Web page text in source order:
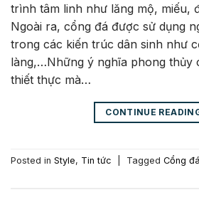
trình tâm linh như lăng mộ, miếu,
Ngoài ra, cổng đá được sử dụng
trong các kiến trúc dân sinh như
làng,…Những ý nghĩa phong thủy
thiết thực mà…
CONTINUE
Posted in Style, Tin tức Tagged Cổng